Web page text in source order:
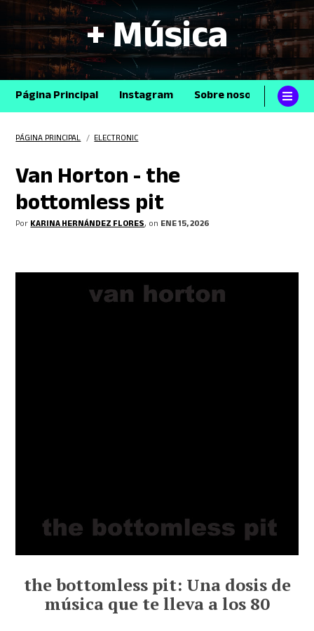
+ Música
Página Principal Instagram Sobre nosotros
PÁGINA PRINCIPAL /ELECTRONIC
Van Horton - the
bottomless pit
PorKARINA HERNÁNDEZ FLORES, on ENE 15, 2026
the bottomless pit: Una dosis de
música que te lleva a los 80